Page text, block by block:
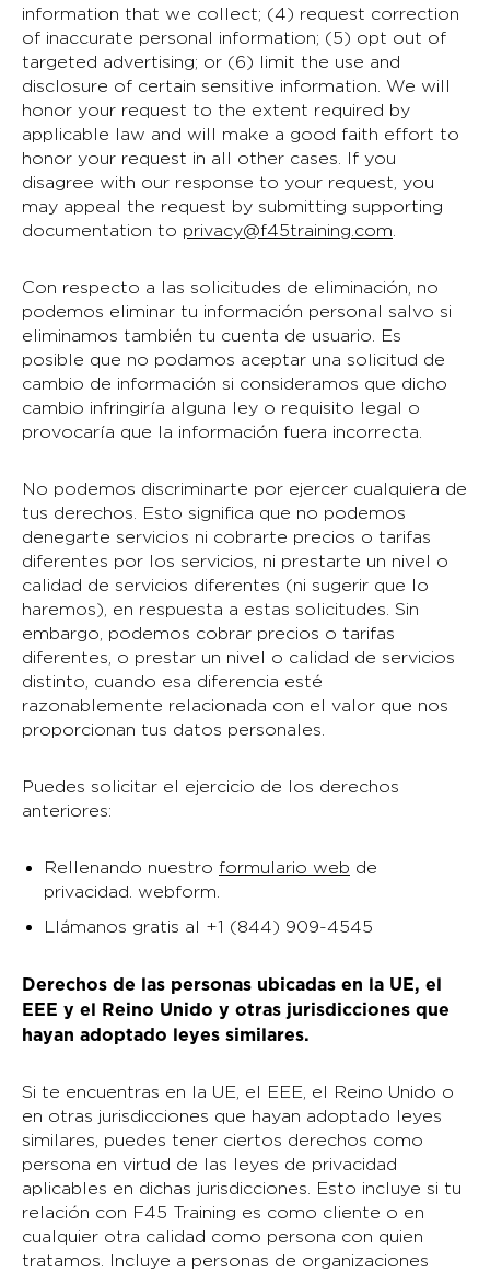
information that we collect; (4) request correction
of inaccurate personal information; (5) opt out of
targeted advertising; or (6) limit the use and
disclosure of certain sensitive information. We will
honor your request to the extent required by
applicable law and will make a good faith effort to
honor your request in all other cases. If you
disagree with our response to your request, you
may appeal the request by submitting supporting
documentation to privacy@f45training.com
Con respecto a las solicitudes de eliminación, no
podemos eliminar tu información personal salvo si
eliminamos también tu cuenta de usuario. Es
posible que no podamos aceptar una solicitud de
cambio de información si consideramos que dicho
cambio infringiría alguna ley o requisito legal o
provocaría que la información fuera incorrecta.
No podemos discriminarte por ejercer cualquiera de
tus derechos. Esto significa que no podemos
denegarte servicios ni cobrarte precios o tarifas
diferentes por los servicios, ni prestarte un nivel o
calidad de servicios diferentes (ni sugerir que lo
haremos), en respuesta a estas solicitudes. Sin
embargo, podemos cobrar precios o tarifas
diferentes, o prestar un nivel o calidad de servicios
distinto, cuando esa diferencia esté
razonablemente relacionada con el valor que nos
proporcionan tus datos personales.
Puedes solicitar el ejercicio de los derechos
anteriores:
Rellenando nuestro formulario web de
privacidad. webform.
Llámanos gratis al +1 (844) 909-4545
Derechos de las personas ubicadas en la UE, el
EEE y el Reino Unido y otras jurisdicciones que
hayan adoptado leyes similares.
Si te encuentras en la UE, el EEE, el Reino Unido o
en otras jurisdicciones que hayan adoptado leyes
similares, puedes tener ciertos derechos como
persona en virtud de las leyes de privacidad
aplicables en dichas jurisdicciones. Esto incluye si tu
relación con F45 Training es como cliente o en
cualquier otra calidad como persona con quien
tratamos. Incluye a personas de organizaciones